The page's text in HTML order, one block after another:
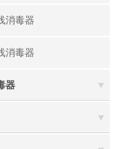
消毒器
消毒器
器